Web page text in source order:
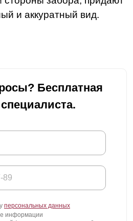
и аккуратный вид.
Бесплатная
персональных данных
информации